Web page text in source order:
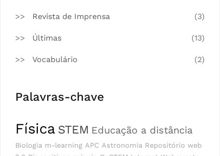
Revista de Imprensa (3)
Últimas (13)
Vocabulário (2)
Palavras-chave
Física STEM Educação a distância
Biologia m-learning APC Astronomia Repositório web